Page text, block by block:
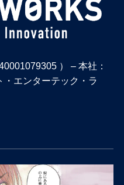
） – 本社：
エンターテック・ラ